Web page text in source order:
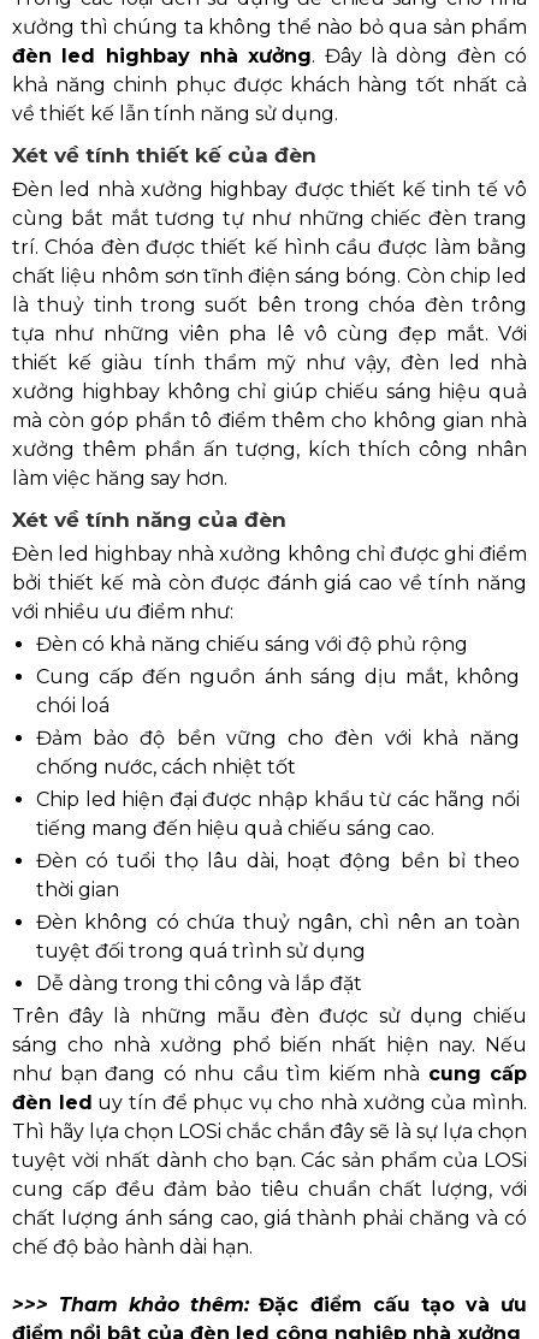
xưởng thì chúng ta không thể nào bỏ qua sản phẩm
đèn led highbay nhà xưởng. Đây là dòng đèn có
khả năng chinh phục được khách hàng tốt nhất cả
về thiết kế lẫn tính năng sử dụng.
Xét về tính thiết kế của đèn
Đèn led nhà xưởng highbay được thiết kế tinh tế vô
cùng bắt mắt tương tự như những chiếc đèn trang
trí. Chóa đèn được thiết kế hình cầu được làm bằng
chất liệu nhôm sơn tĩnh điện sáng bóng. Còn chip led
là thuỷ tinh trong suốt bên trong chóa đèn trông
tựa như những viên pha lê vô cùng đẹp mắt. Với
thiết kế giàu tính thẩm mỹ như vậy, đèn led nhà
xưởng highbay không chỉ giúp chiếu sáng hiệu quả
mà còn góp phần tô điểm thêm cho không gian nhà
xưởng thêm phần ấn tượng, kích thích công nhân
làm việc hăng say hơn.
Xét về tính năng của đèn
Đèn led highbay nhà xưởng không chỉ được ghi điểm
bởi thiết kế mà còn được đánh giá cao về tính năng
với nhiều ưu điểm như:
Đèn có khả năng chiếu sáng với độ phủ rộng
Cung cấp đến nguồn ánh sáng dịu mắt, không
chói loá
Đảm bảo độ bền vững cho đèn với khả năng
chống nước, cách nhiệt tốt
Chip led hiện đại được nhập khẩu từ các hãng nổi
tiếng mang đến hiệu quả chiếu sáng cao.
Đèn có tuổi thọ lâu dài, hoạt động bền bỉ theo
thời gian
Đèn không có chứa thuỷ ngân, chì nên an toàn
tuyệt đối trong quá trình sử dụng
Dễ dàng trong thi công và lắp đặt
Trên đây là những mẫu đèn được sử dụng chiếu
sáng cho nhà xưởng phổ biến nhất hiện nay. Nếu
như bạn đang có nhu cầu tìm kiếm nhà cung cấp
đèn led uy tín để phục vụ cho nhà xưởng của mình.
Thì hãy lựa chọn LOSi chắc chắn đây sẽ là sự lựa chọn
tuyệt vời nhất dành cho bạn. Các sản phẩm của LOSi
cung cấp đều đảm bảo tiêu chuẩn chất lượng, với
chất lượng ánh sáng cao, giá thành phải chăng và có
chế độ bảo hành dài hạn.
>>> Tham khảo thêm: Đặc điểm cấu tạo và ưu
điểm nổi bật của đèn led công nghiệp nhà xưởng